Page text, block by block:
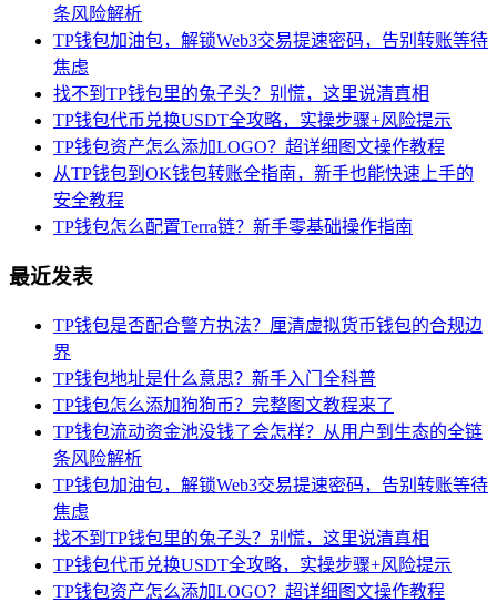
条风险解析
TP钱包加油包，解锁Web3交易提速密码，告别转账等待
焦虑
找不到TP钱包里的兔子头？别慌，这里说清真相
TP钱包代币兑换USDT全攻略，实操步骤+风险提示
TP钱包资产怎么添加LOGO？超详细图文操作教程
从TP钱包到OK钱包转账全指南，新手也能快速上手的
安全教程
TP钱包怎么配置Terra链？新手零基础操作指南
最近发表
TP钱包是否配合警方执法？厘清虚拟货币钱包的合规边
界
TP钱包地址是什么意思？新手入门全科普
TP钱包怎么添加狗狗币？完整图文教程来了
TP钱包流动资金池没钱了会怎样？从用户到生态的全链
条风险解析
TP钱包加油包，解锁Web3交易提速密码，告别转账等待
焦虑
找不到TP钱包里的兔子头？别慌，这里说清真相
TP钱包代币兑换USDT全攻略，实操步骤+风险提示
TP钱包资产怎么添加LOGO？超详细图文操作教程